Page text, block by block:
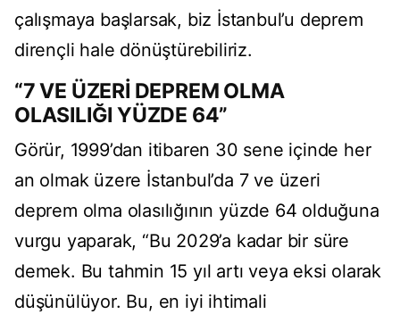
çalışmaya başlarsak, biz İstanbul’u deprem
dirençli hale dönüştürebiliriz.
“7 VE ÜZERİ DEPREM OLMA
OLASILIĞI YÜZDE 64”
Görür, 1999’dan itibaren 30 sene içinde her
an olmak üzere İstanbul’da 7 ve üzeri
deprem olma olasılığının yüzde 64 olduğuna
vurgu yaparak, “Bu 2029’a kadar bir süre
demek. Bu tahmin 15 yıl artı veya eksi olarak
düşünülüyor. Bu, en iyi ihtimali